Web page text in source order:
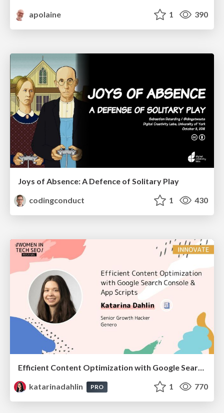
apolaine
1 390
Joys of Absence: A Defence of Solitary Play
codingconduct
1 430
Efficient Content Optimization with Google Search Console & Apps Script
katarinadahlin
PRO 1 770